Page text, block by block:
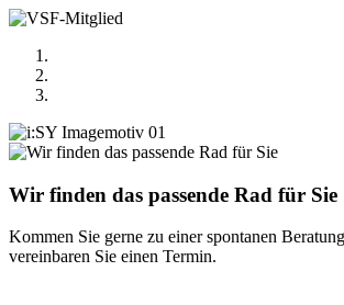
Wir finden das passende Rad für Sie
Kommen Sie gerne zu einer spontanen
vereinbaren Sie einen Termin.